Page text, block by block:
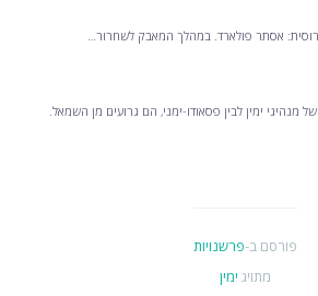
פורסם ב-פרשנויות
מתויג ימין